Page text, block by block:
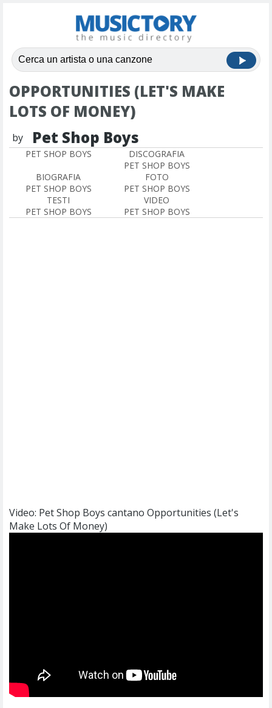
OPPORTUNITIES (LET'S MAKE
LOTS OF MONEY)
by Pet Shop Boys
PET SHOP BOYS
DISCOGRAFIA
PET SHOP BOYS
BIOGRAFIA
PET SHOP BOYS
FOTO
PET SHOP BOYS
TESTI
PET SHOP BOYS
VIDEO
PET SHOP BOYS
Video: Pet Shop Boys cantano Opportunities (Let's
Make Lots Of Money)